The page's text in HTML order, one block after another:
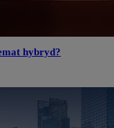
hybryd?